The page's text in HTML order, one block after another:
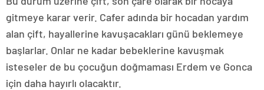
gitmeye karar verir. Cafer adında bir hocadan yardım
alan çift, hayallerine kavuşacakları günü beklemeye
başlarlar. Onlar ne kadar bebeklerine kavuşmak
isteseler de bu çocuğun doğmaması Erdem ve Gonca
için daha hayırlı olacaktır.